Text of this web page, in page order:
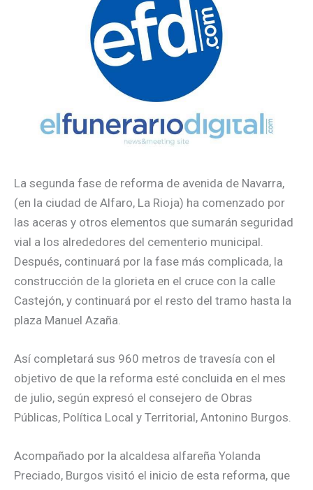
La segunda fase de reforma de avenida de Navarra,
(en la ciudad de Alfaro, La Rioja) ha comenzado por
las aceras y otros elementos que sumarán seguridad
vial a los alrededores del cementerio municipal.
Después, continuará por la fase más complicada, la
construcción de la glorieta en el cruce con la calle
Castejón, y continuará por el resto del tramo hasta la
plaza Manuel Azaña.
Así completará sus 960 metros de travesía con el
objetivo de que la reforma esté concluida en el mes
de julio, según expresó el consejero de Obras
Públicas, Política Local y Territorial, Antonino Burgos.
Acompañado por la alcaldesa alfareña Yolanda
Preciado, Burgos visitó el inicio de esta reforma, que